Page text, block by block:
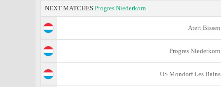
NEXT MATCHES Progres Niederkorn
Atert Bissen
Progres Niederkorn
US Mondorf Les Bains